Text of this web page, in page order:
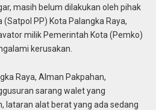
masih belum dilakukan oleh pihak
PP) Kota Palangka Raya,
milik Pemerintah Kota (Pemko)
kerusakan.
Raya, Alman Pakpahan,
sarang walet yang
lataran alat berat yang ada sedang